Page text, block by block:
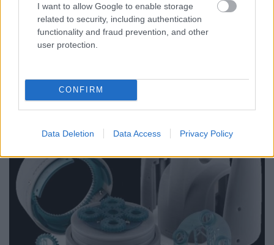
I want to allow Google to enable storage
related to security, including authentication
functionality and fraud prevention, and other
user protection.
CONFIRM
Data Deletion Data Access Privacy Policy